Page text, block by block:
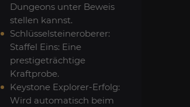
Dungeons unter Beweis
stellen kannst.
Schlüsselsteineroberer:
Staffel Eins: Eine
prestigeträchtige
Kraftprobe.
Keystone Explorer-Erfolg:
Wird automatisch beim